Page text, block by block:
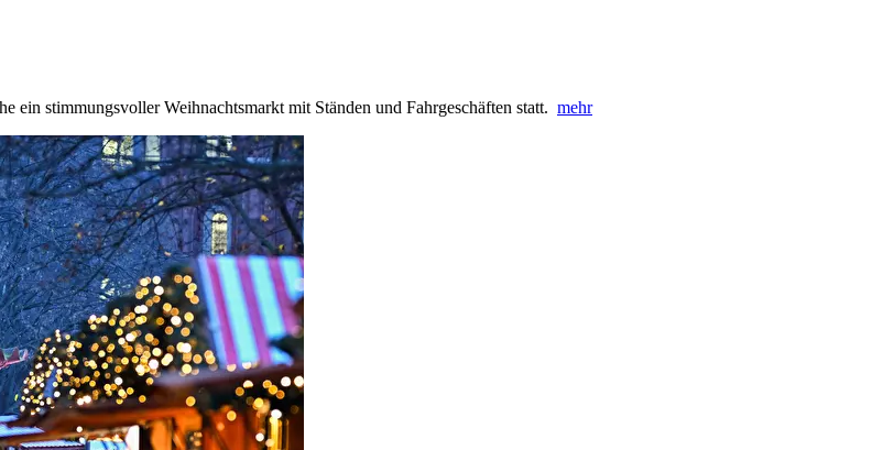
stimmungsvoller Weihnachtsmarkt mit Ständen und Fahrgeschäften statt. mehr